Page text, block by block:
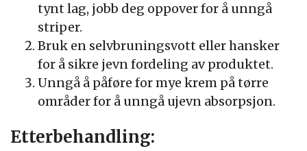
tynt lag, jobb deg oppover for å unngå
striper.
Bruk en selvbruningsvott eller hansker
for å sikre jevn fordeling av produktet.
Unngå å påføre for mye krem på tørre
områder for å unngå ujevn absorpsjon.
Etterbehandling: